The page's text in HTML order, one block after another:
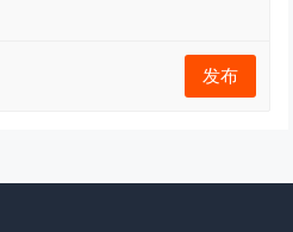
发布